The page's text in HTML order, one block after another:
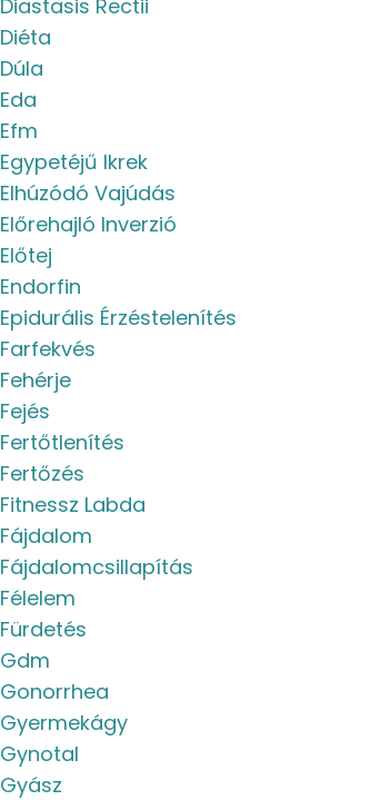
Diastasis Rectii
Diéta
Dúla
Eda
Efm
Egypetéjű Ikrek
Elhúzódó Vajúdás
Előrehajló Inverzió
Előtej
Endorfin
Epidurális Érzéstelenítés
Farfekvés
Fehérje
Fejés
Fertőtlenítés
Fertőzés
Fitnessz Labda
Fájdalom
Fájdalomcsillapítás
Félelem
Fürdetés
Gdm
Gonorrhea
Gyermekágy
Gynotal
Gyász